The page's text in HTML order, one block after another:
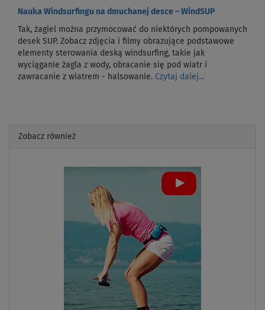
Nauka Windsurfingu na dmuchanej desce – WindSUP
Tak, żagiel można przymocować do niektórych pompowanych
desek SUP. Zobacz zdjęcia i filmy obrazujące podstawowe
elementy sterowania deską windsurfing, takie jak
wyciąganie żagla z wody, obracanie się pod wiatr i
zawracanie z wiatrem - halsowanie. Czytaj dalej...
Zobacz również